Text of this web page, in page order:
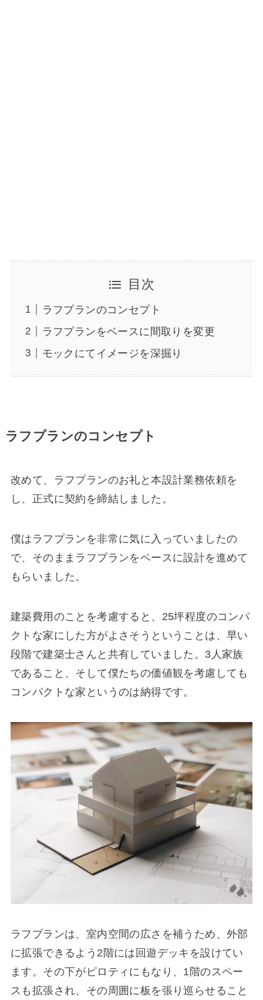
目次
ラフプランのコンセプト
ラフプランをベースに間取りを変更
モックにてイメージを深掘り
ラフプランのコンセプト
改めて、ラフプランのお礼と本設計業務依頼を
し、正式に契約を締結しました。
僕はラフプランを非常に気に入っていましたの
で、そのままラフプランをベースに設計を進めて
もらいました。
建築費用のことを考慮すると、25坪程度のコンパ
クトな家にした方がよさそうということは、早い
段階で建築士さんと共有していました。3人家族
であること、そして僕たちの価値観を考慮しても
コンパクトな家というのは納得です。
ラフプランは、室内空間の広さを補うため、外部
に拡張できるよう2階には回遊デッキを設けてい
ます。その下がピロティにもなり、1階のスペー
スも拡張され、その周囲に板を張り巡らせること